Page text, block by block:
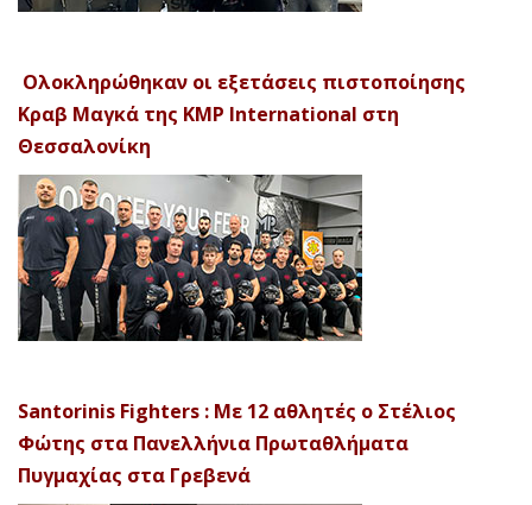
Ολοκληρώθηκαν οι εξετάσεις πιστοποίησης
Κραβ Μαγκά της KMP International στη
Θεσσαλονίκη
Santorinis Fighters : Με 12 αθλητές ο Στέλιος
Φώτης στα Πανελλήνια Πρωταθλήματα
Πυγμαχίας στα Γρεβενά